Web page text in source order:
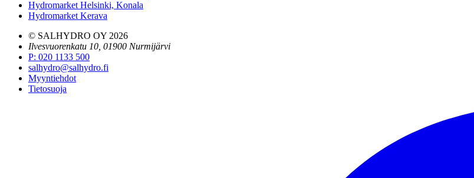
Hydromarket Helsinki, Konala
Hydromarket Kerava
© SALHYDRO OY 2026
Ilvesvuorenkatu 10, 01900 Nurmijärvi
P: 020 1133 500
salhydro@salhydro.fi
Myyntiehdot
Tietosuoja